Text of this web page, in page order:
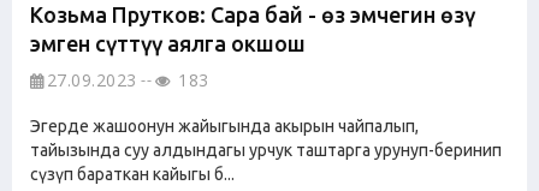
Козьма Прутков: Сараң бай - өз эмчегин өзү
эмген сүттүү аялга окшош
27.09.2023 183
Эгерде жашоонун жайыгында акырын чайпалып,
тайызында суу алдындагы урчук таштарга урунуп-беринип
сүзүп бараткан кайыгы б...